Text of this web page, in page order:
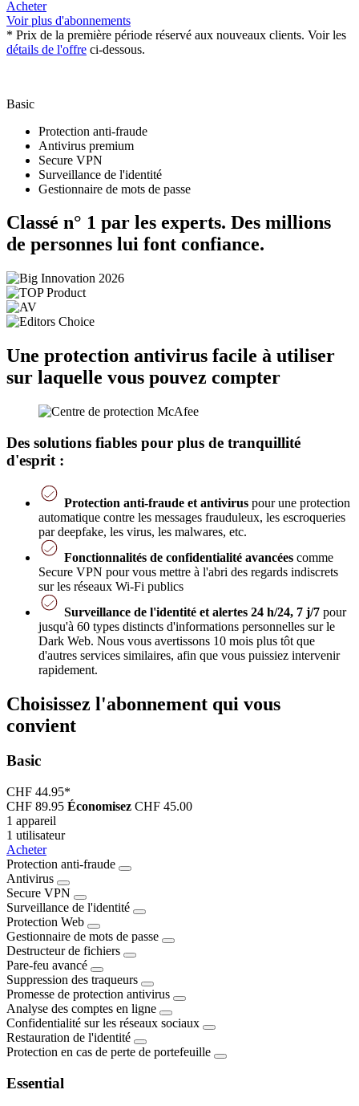
Acheter
Voir plus d'abonnements
* Prix de la première période réservé aux nouveaux clients. Voir les
détails de l'offre ci-dessous.
Basic
Protection anti-fraude
Antivirus premium
Secure VPN
Surveillance de l'identité
Gestionnaire de mots de passe
Classé n° 1 par les experts. Des millions
de personnes lui font confiance.
Une protection antivirus facile à utiliser
sur laquelle vous pouvez compter
Des solutions fiables pour plus de tranquillité
d'esprit :
Protection anti-fraude et antivirus pour une protection
automatique contre les messages frauduleux, les escroqueries
par deepfake, les virus, les malwares, etc.
Fonctionnalités de confidentialité avancées comme
Secure VPN pour vous mettre à l'abri des regards indiscrets
sur les réseaux Wi-Fi publics
Surveillance de l'identité et alertes 24 h/24, 7 j/7 pour
jusqu'à 60 types distincts d'informations personnelles sur le
Dark Web. Nous vous avertissons 10 mois plus tôt que
d'autres services similaires, afin que vous puissiez intervenir
rapidement.
Choisissez l'abonnement qui vous
convient
Basic
CHF 44.95*
CHF 89.95 Économisez CHF 45.00
1 appareil
1 utilisateur
Acheter
Protection anti-fraude
Antivirus
Secure VPN
Surveillance de l'identité
Protection Web
Gestionnaire de mots de passe
Destructeur de fichiers
Pare-feu avancé
Suppression des traqueurs
Promesse de protection antivirus
Analyse des comptes en ligne
Confidentialité sur les réseaux sociaux
Restauration de l'identité
Protection en cas de perte de portefeuille
Essential